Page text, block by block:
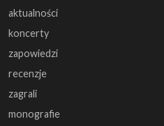
aktualności
koncerty
zapowiedzi
recenzje
zagrali
monografie